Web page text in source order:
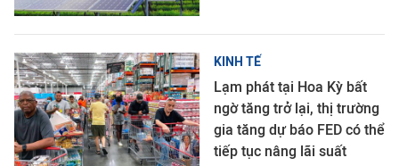
KINH TẾ
Lạm phát tại Hoa Kỳ bất
ngờ tăng trở lại, thị trường
gia tăng dự báo FED có thể
tiếp tục nâng lãi suất